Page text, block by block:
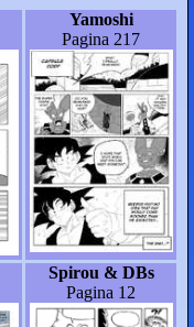
Yamoshi
Pagina 217
Spirou & DBs
Pagina 12